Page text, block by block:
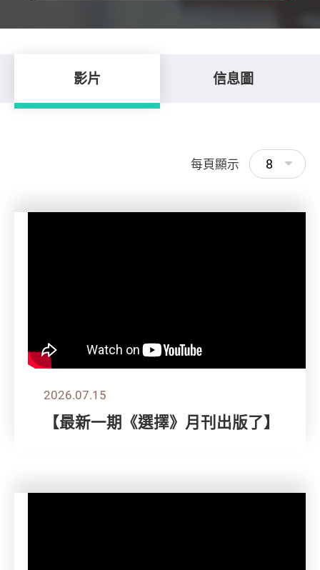
影片 信息圖
每頁顯示 8
2026.07.15
【最新一期《選擇》月刊出版了】